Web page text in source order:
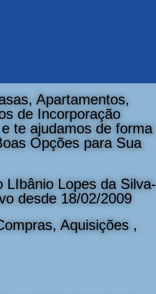
Apartamentos,
de Incorporação
te ajudamos de forma
Opções para Sua
LIbânio Lopes da Silva-
desde 18/02/2009
Aquisições ,